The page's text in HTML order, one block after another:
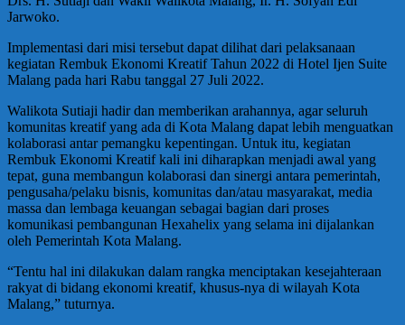
Jarwoko.
Implementasi dari misi tersebut dapat dilihat dari pelaksanaan
kegiatan Rembuk Ekonomi Kreatif Tahun 2022 di Hotel Ijen Suite
Malang pada hari Rabu tanggal 27 Juli 2022.
Walikota Sutiaji hadir dan memberikan arahannya, agar seluruh
komunitas kreatif yang ada di Kota Malang dapat lebih menguatkan
kolaborasi antar pemangku kepentingan. Untuk itu, kegiatan
Rembuk Ekonomi Kreatif kali ini diharapkan menjadi awal yang
tepat, guna membangun kolaborasi dan sinergi antara pemerintah,
pengusaha/pelaku bisnis, komunitas dan/atau masyarakat, media
massa dan lembaga keuangan sebagai bagian dari proses
komunikasi pembangunan Hexahelix yang selama ini dijalankan
oleh Pemerintah Kota Malang.
“Tentu hal ini dilakukan dalam rangka menciptakan kesejahteraan
rakyat di bidang ekonomi kreatif, khusus-nya di wilayah Kota
Malang,” tuturnya.